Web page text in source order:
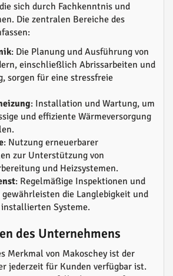
sich durch Fachkenntnis und
Die zentralen Bereiche des
: Die Planung und Ausführung von
einschließlich Abrissarbeiten und
sorgen für eine stressfreie
: Installation und Wartung, um
und effiziente Wärmeversorgung
: Nutzung erneuerbarer
zur Unterstützung von
und Heizsystemen.
: Regelmäßige Inspektionen und
gewährleisten die Langlebigkeit und
Systeme.
des Unternehmens
Merkmal von Makoschey ist der
jederzeit für Kunden verfügbar ist.